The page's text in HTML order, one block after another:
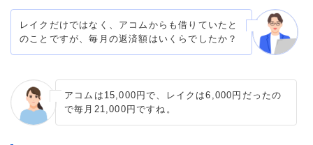
レイクだけではなく、アコムからも借りていたと
のことですが、毎月の返済額はいくらでしたか？
アコムは15,000円で、レイクは6,000円だったの
で毎月21,000円ですね。